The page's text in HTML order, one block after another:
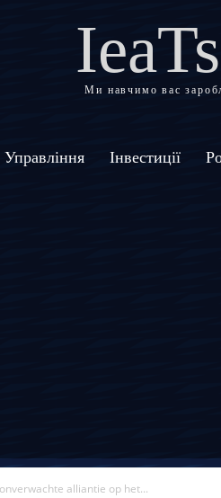
Ми навчимо вас
Управління Інвестиції
alliantie op het...